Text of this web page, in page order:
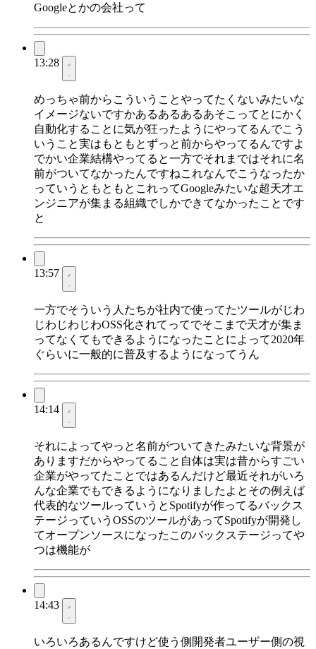
Googleとかの会社って
13:28
めっちゃ前からこういうことやってたくないみたいな
イメージないですかあるあるあるあそこってとにかく
自動化することに気が狂ったようにやってるんでこう
いうこと実はもともとずっと前からやってるんですよ
でかい企業結構やってると一方でそれまではそれに名
前がついてなかったんですねこれなんでこうなったか
っていうともともとこれってGoogleみたいな超天才エ
ンジニアが集まる組織でしかできてなかったことです
と
13:57
一方でそういう人たちが社内で使ってたツールがじわ
じわじわじわOSS化されてってでそこまで天才が集ま
ってなくてもできるようになったことによって2020年
ぐらいに一般的に普及するようになってうん
14:14
それによってやっと名前がついてきたみたいな背景が
ありますだからやってること自体は実は昔からすごい
企業がやってたことではあるんだけど最近それがいろ
んな企業でもできるようになりましたよとその例えば
代表的なツールっていうとSpotifyが作ってるバックス
テージっていうOSSのツールがあってSpotifyが開発し
てオープンソースになったこのバックステージってや
つは機能が
14:43
いろいろあるんですけど使う側開発者ユーザー側の視